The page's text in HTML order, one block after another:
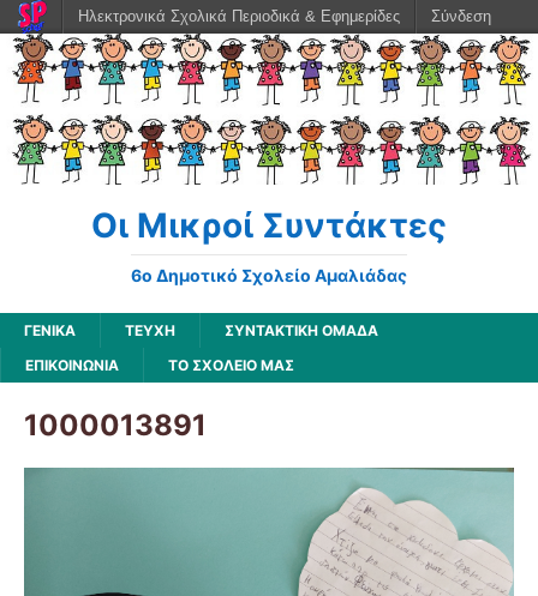
Οι Μικροί Συντάκτες
6ο Δημοτικό Σχολείο Αμαλιάδας
ΓΕΝΙΚΆ ΤΕΥΧΗ
ΣΥΝΤΑΚΤΙΚΗ ΟΜΑΔΑ
ΕΠΙΚΟΙΝΩΝΙΑ
ΤΟ ΣΧΟΛΕΙΟ ΜΑΣ
1000013891
Ηλεκτρονικά Σχολικά Περιοδικά & Εφημερίδες Σύνδεση